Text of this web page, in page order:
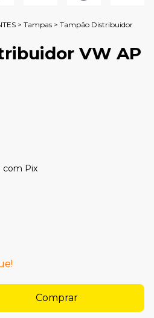
> Tampas > Tampão Distribuidor
VW AP
com Pix